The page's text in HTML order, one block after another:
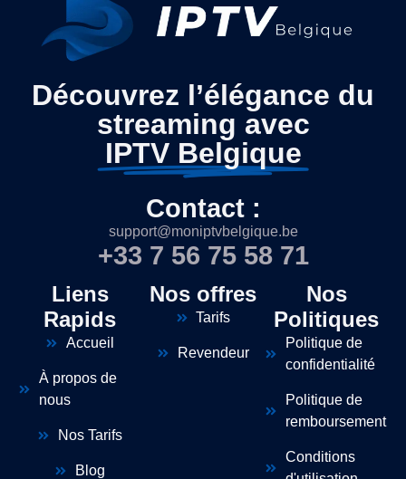
Découvrez l’élégance du
streaming avec
IPTV Belgique
Contact :
support@moniptvbelgique.be
+33 7 56 75 58 71
Liens
Rapids
Accueil
À propos de
nous
Nos Tarifs
Blog
Nos offres
Tarifs
Revendeur
Nos
Politiques
Politique de
confidentialité
Politique de
remboursement
Conditions